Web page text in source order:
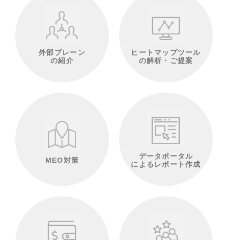
外部ブレーン
の紹介
ヒートマップツール
の解析・ご提案
MEO対策
データポータル
によるレポート作成